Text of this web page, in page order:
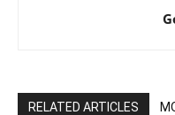
RELATED ARTICLES